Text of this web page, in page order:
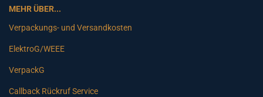
MEHR ÜBER...
Verpackungs- und Versandkosten
ElektroG/WEEE
VerpackG
Callback Rückruf Service